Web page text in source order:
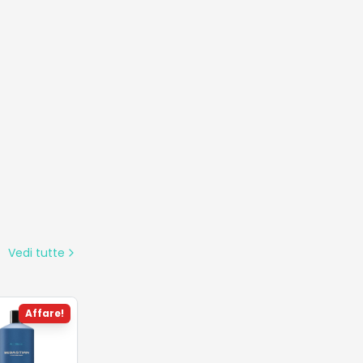
Vedi tutte
Affare!